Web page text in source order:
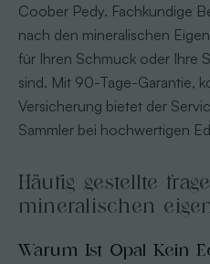
Coober Pedy. Fachkundige
nach den mineralischen
für Ihren Schmuck oder Ihre
sind. Mit 90-Tage-Garantie,
Versicherung bietet der
Sammler bei hochwertigen
Häufig gestellte
mineralischen
Warum Ist Opal Kein